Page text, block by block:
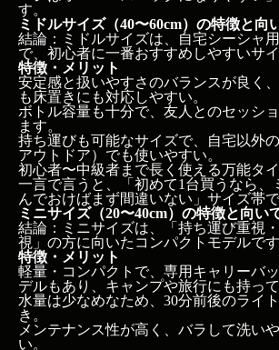
す。
ミドルサイズ（40〜60cm）の特徴と向
結論：ミドルサイズは、自宅シーシャ
で、初心者に一番おすすめしやすいサイ
特徴・メリット
安定感と扱いやすさのバランスが良く
も床置きにも対応しやすい。
ボトル容量も十分で、友人とのセッシ
ます。
持ち運びも可能なサイズで、自宅以外
アウトドア）でも使いやすい。
初心者〜中級者まで長く使える万能タイ
一言で言うと、「初めて1台買うなら、
んでおけばまず間違いない」サイズ帯で
ミニサイズ（20〜40cm）の特徴と向い
結論：ミニサイズは、「持ち運び重視
視」の方に向いたコンパクトモデルです
特徴・メリット
軽量・コンパクトで、専用キャリーバ
デルもあり、キャンプや旅行にも持って
水量は少なめなため、30分前後のライ
き。
メンテナンス性が高く、バラして洗い
い。
【この記事のポイント】
今日のおさらい：要点3つ
この記事の結論
シーシャ本体はどのサイズを選ぶべき
ル・ミニの違い
ラージサイズ（60〜80cm）の特徴と
ミドルサイズ（40〜60cm）の特徴と
ミニサイズ（20〜40cm）の特徴と向
初心者が失敗しないシーシャ本体の選び